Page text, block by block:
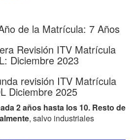
de la Matrícula: 7 Años
Revisión ITV Matrícula
Diciembre 2023
revisión ITV Matrícula
Diciembre 2025
2 años hasta los 10. Resto de
, salvo industriales